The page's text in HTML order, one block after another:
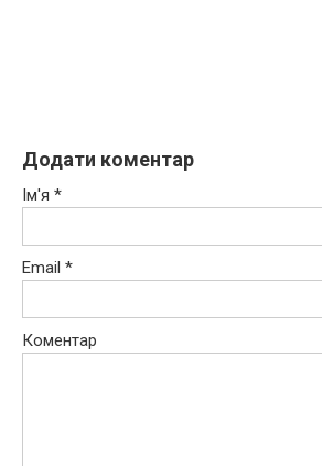
Додати коментар
Ім'я *
Email *
Коментар